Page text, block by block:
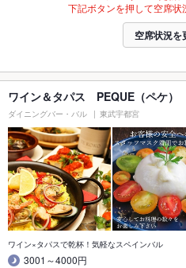
下記ボタンを押して空席状
空席状況を
ワイン＆タパス PEQUE（ペケ）
ダイニングバー・バル 東武宇都宮
ワイン×タパスで乾杯！気軽なスペインバル
3001～4000円